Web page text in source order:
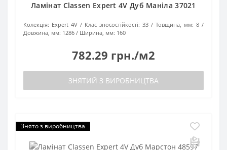
Ламінат Classen Expert 4V Дуб Маніла 37021
Колекція: Expert 4V Клас зносостійкості: 33 Товщина, мм: 8
Довжина, мм: 1286 Ширина, мм: 160
782.29 грн./м2
ЗНЯТИЙ З ВИРОБНИЦТВА
Знято з виробництва